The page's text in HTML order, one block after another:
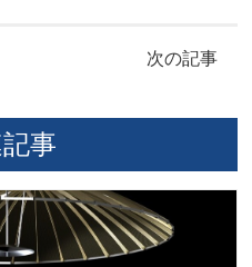
次の記事
事